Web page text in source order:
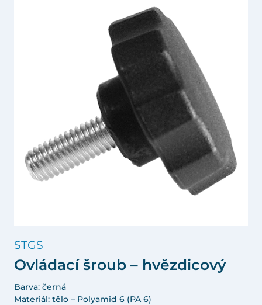
STGS
Ovládací šroub – hvězdicový
Barva: černá
Materiál: tělo – Polyamid 6 (PA 6)